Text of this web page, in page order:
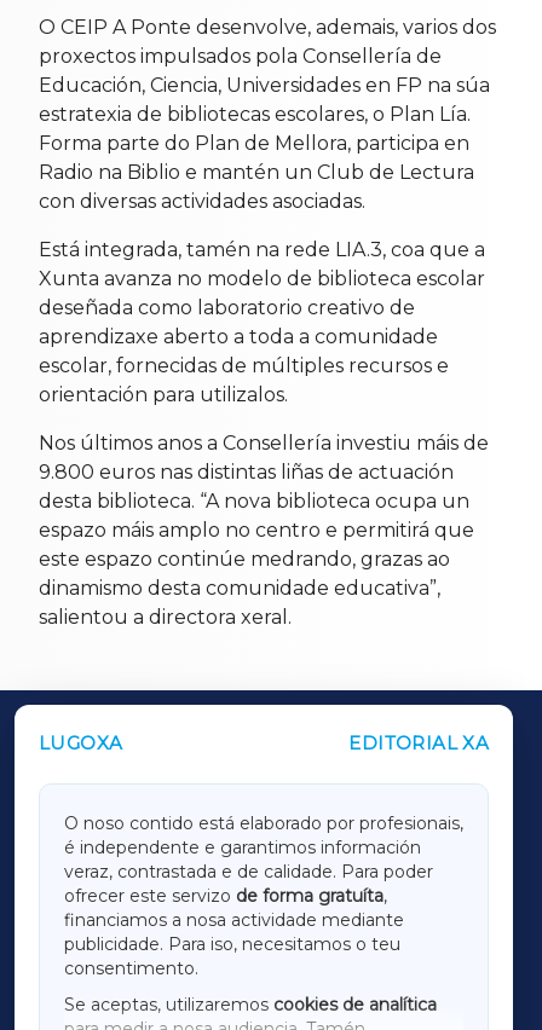
O CEIP A Ponte desenvolve, ademais, varios dos
proxectos impulsados pola Consellería de
Educación, Ciencia, Universidades en FP na súa
estratexia de bibliotecas escolares, o Plan Lía.
Forma parte do Plan de Mellora, participa en
Radio na Biblio e mantén un Club de Lectura
con diversas actividades asociadas.
Está integrada, tamén na rede LIA.3, coa que a
Xunta avanza no modelo de biblioteca escolar
deseñada como laboratorio creativo de
aprendizaxe aberto a toda a comunidade
escolar, fornecidas de múltiples recursos e
orientación para utilizalos.
Nos últimos anos a Consellería investiu máis de
9.800 euros nas distintas liñas de actuación
desta biblioteca. “A nova biblioteca ocupa un
espazo máis amplo no centro e permitirá que
este espazo continúe medrando, grazas ao
dinamismo desta comunidade educativa”,
salientou a directora xeral.
LUGOXA EDITORIAL XA
O noso contido está elaborado por profesionais,
é independente e garantimos información
veraz, contrastada e de calidade. Para poder
ofrecer este servizo de forma gratuíta,
financiamos a nosa actividade mediante
publicidade. Para iso, necesitamos o teu
consentimento.
Se aceptas, utilizaremos cookies de analítica
OUTROS PERIÓDICOS
LUGOXA
TERRACHAXA